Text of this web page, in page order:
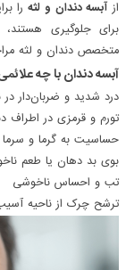
از آبسه دندان و لثه را
برای جلوگیری
متخصص دندان و لثه
آبسه دندان با چه
درد شدید و ضربان‌دار در
تورم و قرمزی در اطراف
حساسیت به گرما و
بوی بد دهان یا طعم
تب و احساس ناخوشی
ترشح چرک از ناحیه